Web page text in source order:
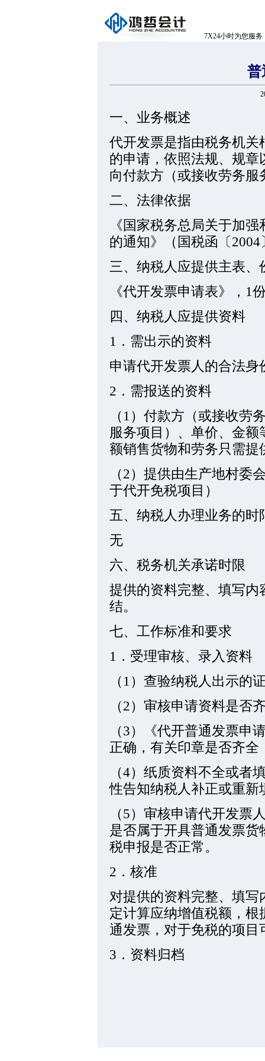
7X24小时为您服务
普
一、业务概述
代开发票是指由税务机
的申请，依照法规、规
向付款方（或接收劳务
二、法律依据
《国家税务总局关于加
的通知》（国税函〔2004
三、纳税人应提供主表、
《代开发票申请表》，1
四、纳税人应提供资料
1．需出示的资料
申请代开发票人的合法身
2．需报送的资料
（1）付款方（或接收劳
服务项目）、单价、金
额销售货物和劳务只需提
（2）提供由生产地村委
于代开免税项目）
五、纳税人办理业务的时
无
六、税务机关承诺时限
提供的资料完整、填写
结。
七、工作标准和要求
1．受理审核、录入资料
（1）查验纳税人出示的
（2）审核申请资料是否
（3）《代开普通发票申
正确，有关印章是否齐全
（4）纸质资料不全或者
性告知纳税人补正或重新
（5）审核申请代开发票
是否属于开具普通发票
税申报是否正常。
2．核准
对提供的资料完整、填
定计算应纳增值税额，
通发票，对于免税的项
3．资料归档